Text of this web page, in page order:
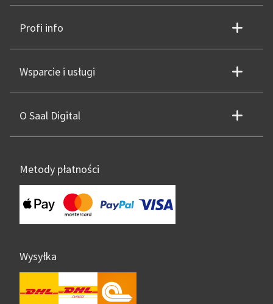
Profi info
Wsparcie i usługi
O Saal Digital
Metody płatności
Wysyłka